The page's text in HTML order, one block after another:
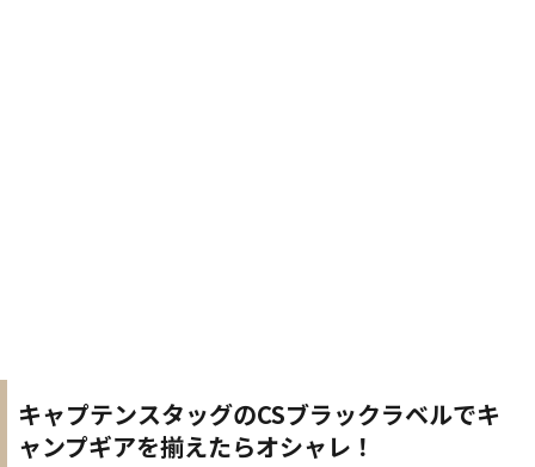
キャプテンスタッグのCSブラックラベルでキ
ャンプギアを揃えたらオシャレ！